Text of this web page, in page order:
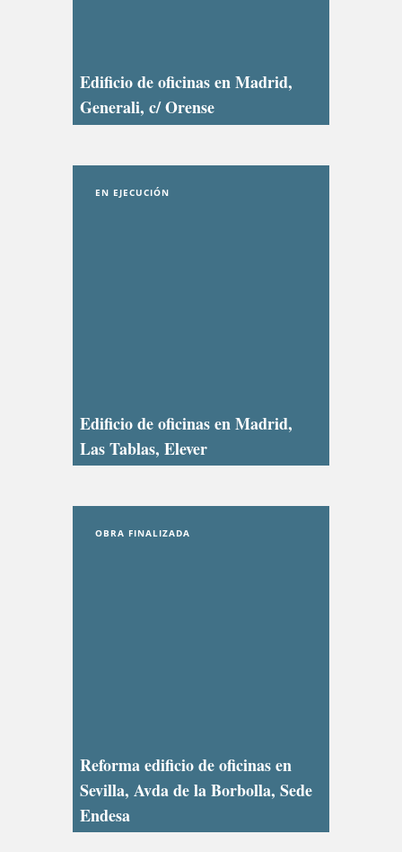
Edificio de oficinas en Madrid,
Generali, c/ Orense
EN EJECUCIÓN
Edificio de oficinas en Madrid,
Las Tablas, Elever
OBRA FINALIZADA
Reforma edificio de oficinas en
Sevilla, Avda de la Borbolla, Sede
Endesa